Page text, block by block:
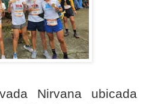
Nirvana ubicada